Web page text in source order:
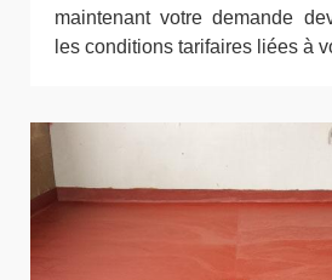
maintenant votre demande
les conditions tarifaires liées à